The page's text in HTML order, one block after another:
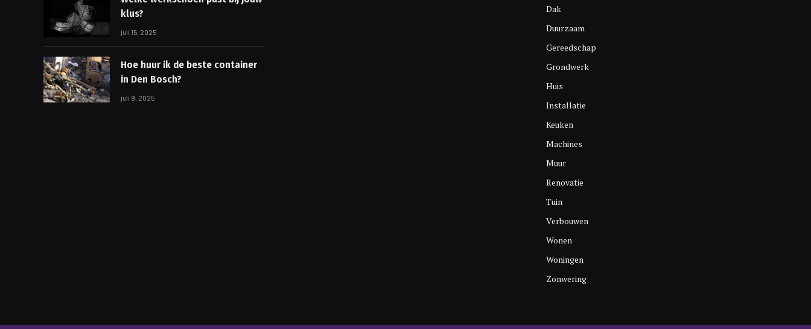
klus?
juli 15, 2025
Hoe huur ik de beste container
in Den Bosch?
juli 9, 2025
Dak
Duurzaam
Gereedschap
Grondwerk
Huis
Installatie
Keuken
Machines
Muur
Renovatie
Tuin
Verbouwen
Wonen
Woningen
Zonwering